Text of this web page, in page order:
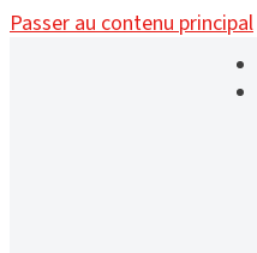
Passer au contenu principal